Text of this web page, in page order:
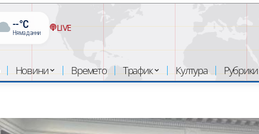
--°C
Няма данни LIVE
Новини Времето Трафик Култура Рубрики